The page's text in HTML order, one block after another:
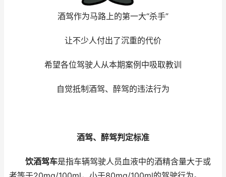
酒驾作为马路上的第一大“杀手”
让不少人付出了沉重的代价
希望各位驾驶人从本期案例中吸取教训
自觉抵制酒驾、醉驾的违法行为
酒驾、醉驾判定标准
饮酒驾车是指车辆驾驶人员血液中的酒精含量大于或